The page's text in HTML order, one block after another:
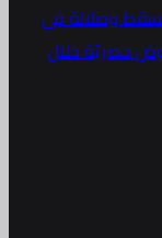
وصلالة في
حصريّة خلال